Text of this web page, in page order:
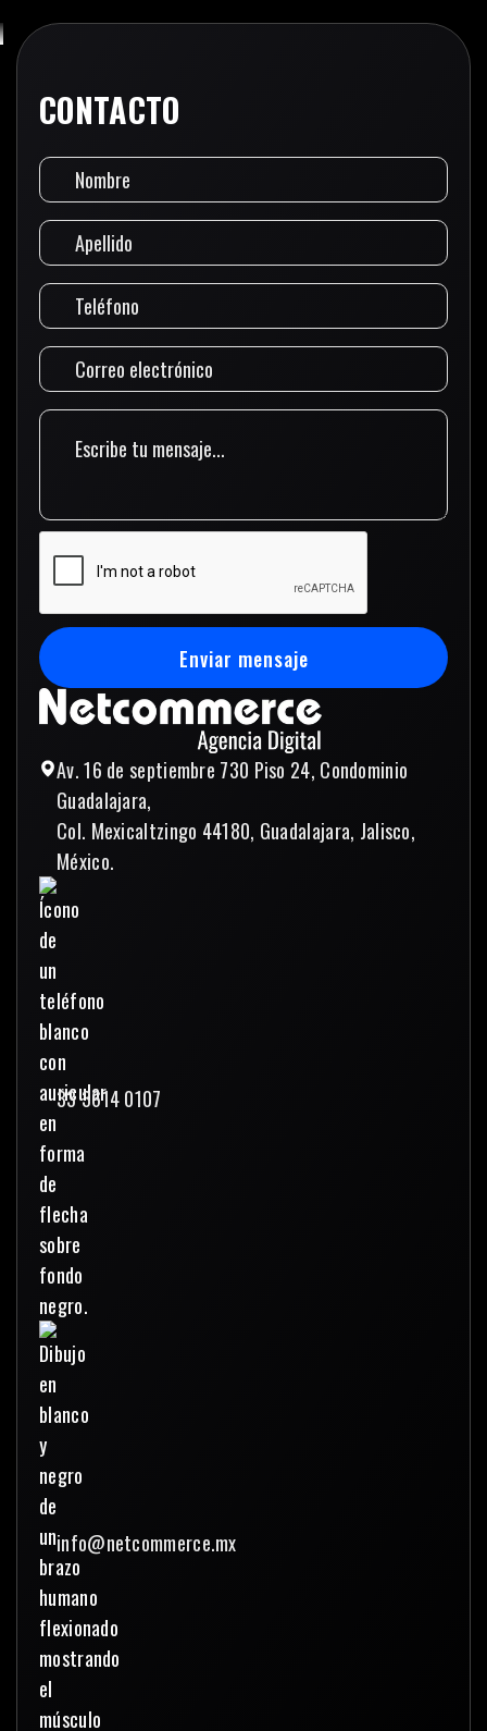
Av. 16 de septiembre 730 Piso 24, Condominio
Guadalajara,
Col. Mexicaltzingo 44180, Guadalajara, Jalisco,
México.
33 3614 0107
info@netcommerce.mx
CONTACTO
Enviar mensaje
Enviar mensaje